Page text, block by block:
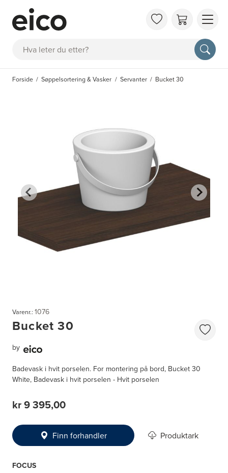
Søk
OM
FAQ
Forside Søppelsortering & Vasker Servanter Bucket 30
Varenr.: 1076
Bucket 30
by
Badevask i hvit porselen. For montering på bord, Bucket 30
White, Badevask i hvit porselen - Hvit porselen
kr 9 395,00
Finn forhandler Produktark
FOCUS